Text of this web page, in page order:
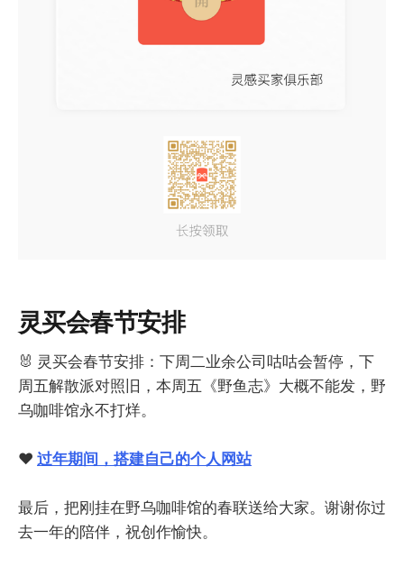
灵买会春节安排
🐰 灵买会春节安排：下周二业余公司咕咕会暂停，下
周五解散派对照旧，本周五《野鱼志》大概不能发，野
乌咖啡馆永不打烊。
❤️ 过年期间，搭建自己的个人网站
最后，把刚挂在野乌咖啡馆的春联送给大家。谢谢你过
去一年的陪伴，祝创作愉快。